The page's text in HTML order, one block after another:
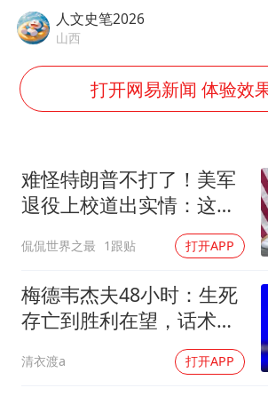
房主任回应争议
把党建设得更加
中国养老床位“
奋进开新局 实
人文史笔2026
山西
打开网易新闻 体验效
难怪特朗普不打了！美军
退役上校道出实情：这场
侃侃世界之最 1跟贴 打开APP
梅德韦杰夫48小时：生死
存亡到胜利在望，话术变
清衣渡a 打开APP